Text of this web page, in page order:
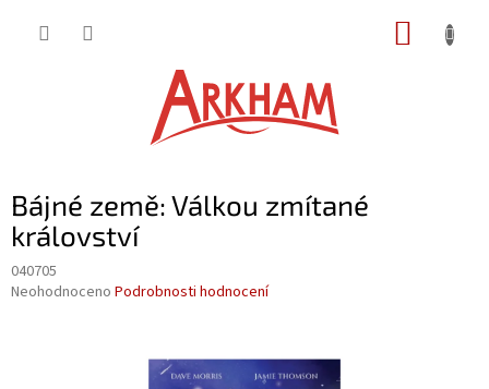
Bájné země: Válkou zmítané
království
040705
Průměrné
Neohodnoceno Podrobnosti hodnocení